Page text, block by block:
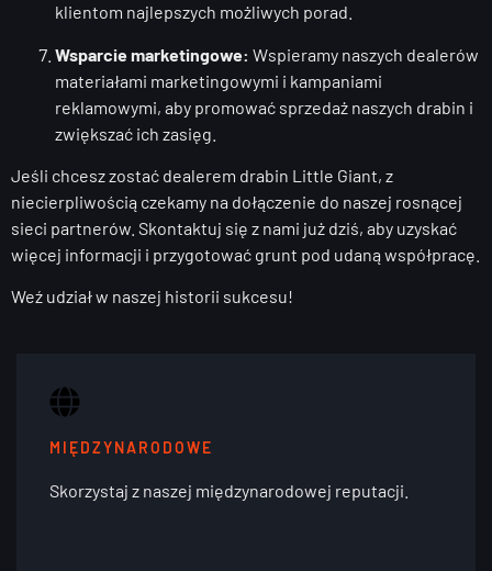
klientom najlepszych możliwych porad.
Wsparcie marketingowe: Wspieramy naszych dealerów
materiałami marketingowymi i kampaniami
reklamowymi, aby promować sprzedaż naszych drabin i
zwiększać ich zasięg.
Jeśli chcesz zostać dealerem drabin Little Giant, z
niecierpliwością czekamy na dołączenie do naszej rosnącej
sieci partnerów. Skontaktuj się z nami już dziś, aby uzyskać
więcej informacji i przygotować grunt pod udaną współpracę.
Weź udział w naszej historii sukcesu!
MIĘDZYNARODOWE
Skorzystaj z naszej międzynarodowej reputacji.